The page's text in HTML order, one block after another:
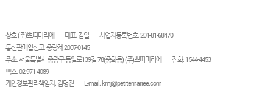
상호 (주)쁘띠마리에 대표. 김일
사업자등록번호. 201-81-68470
통신판매업신고. 중랑제 2007-0145
주소. 서울특별시 중랑구 동일로139길 78(중화동) (주)쁘띠마리에
전화. 1544-4453
팩스. 02-971-4089
개인정보관리책임자. 김명진
E-mail. kmj@petitemariee.com